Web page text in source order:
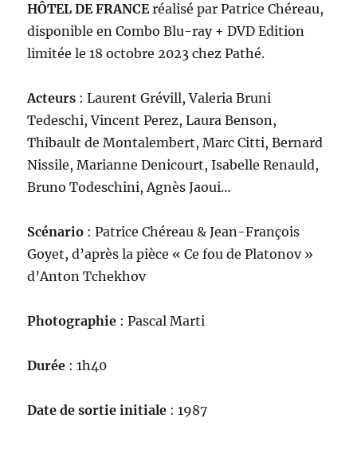
HÔTEL DE FRANCEréalisé par Patrice Chéreau,
disponible en Combo Blu-ray + DVD Edition
limitée le 18 octobre 2023 chez Pathé.
Acteurs : Laurent Grévill, Valeria Bruni
Tedeschi, Vincent Perez, Laura Benson,
Thibault de Montalembert, Marc Citti, Bernard
Nissile, Marianne Denicourt, Isabelle Renauld,
Bruno Todeschini, Agnès Jaoui…
Scénario : Patrice Chéreau & Jean-François
Goyet, d’après la pièce « Ce fou de Platonov »
d’Anton Tchekhov
Photographie : Pascal Marti
Durée : 1h40
Date de sortie initiale : 1987